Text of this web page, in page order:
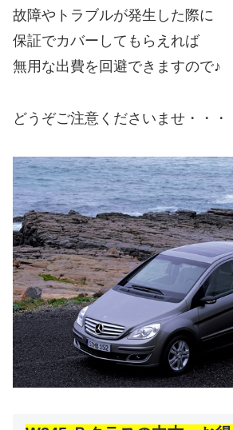
故障やトラブルが発生した際に
保証でカバーしてもらえれば
無用な出費を回避できますので♪
どうぞご注意くださいませ・・・